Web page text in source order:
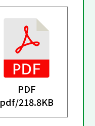
PDF
pdf/218.8KB